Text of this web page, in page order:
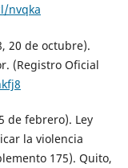
nvqka
20 de octubre).
(Registro Oficial
de febrero). Ley
la violencia
175). Quito,